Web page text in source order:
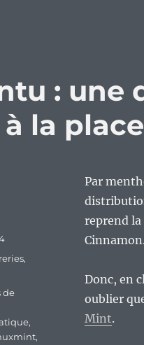
: une
la
Par
reprend
Cinnamon.
Donc, en
oublier
Mint.
,
de
,
,